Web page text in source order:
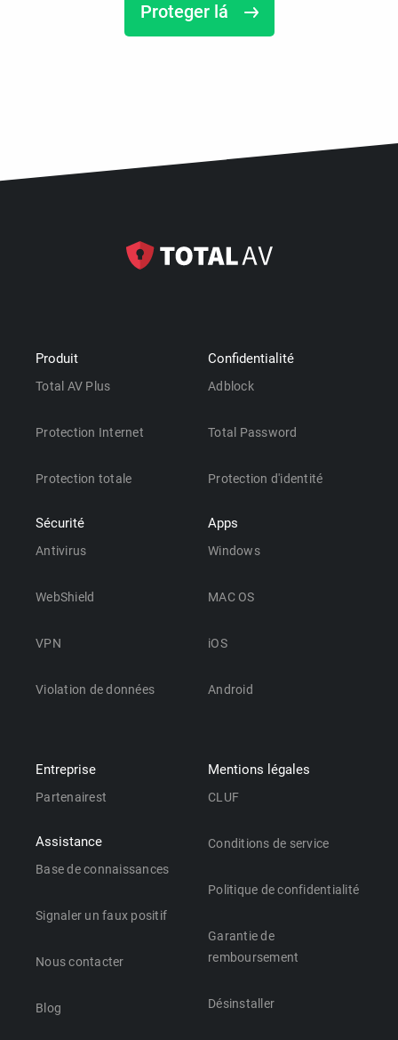
Proteger lá
Produit
Total AV Plus
Protection Internet
Protection totale
Sécurité
Antivirus
WebShield
VPN
Violation de données
Confidentialité
Adblock
Total Password
Protection d'identité
Apps
Windows
MAC OS
iOS
Android
Entreprise
Partenairest
Assistance
Base de connaissances
Signaler un faux positif
Nous contacter
Blog
Mentions légales
CLUF
Conditions de service
Politique de confidentialité
Garantie de
remboursement
Désinstaller